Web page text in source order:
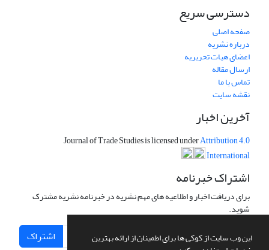
این وب سایت از کوکی ها برای اطمینان از ارائه بهترین
دسترسی سریع
صفحه اصلی
درباره نشریه
اعضای هیات تحریریه
ارسال مقاله
تماس با ما
نقشه سایت
آخرین اخبار
Journal of Trade Studies is licensed underAttribution 4.0
International
اشتراک خبرنامه
برای دریافت اخبار و اطلاعیه های مهم نشریه در خبرنامه نشریه مشترک
شوید.
اشتراک